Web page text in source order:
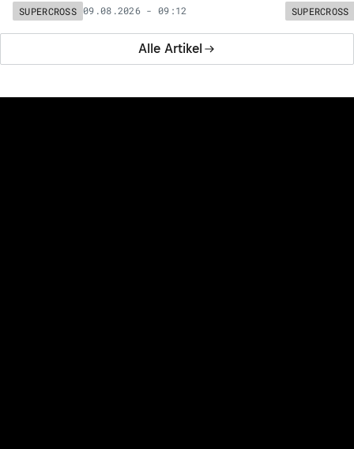
Alle Artikel
SUPERCROSS 09.08.2026 - 09:12 SUPERCROSS